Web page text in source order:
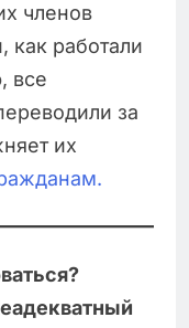
членов
как работали
все
за
их